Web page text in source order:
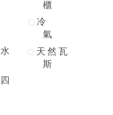
水
四
櫃
冷
氣
天 然 瓦
斯